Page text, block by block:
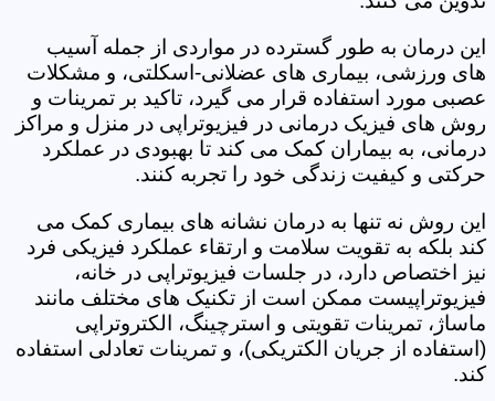
این درمان به طور گسترده در مواردی از جمله آسیب
های ورزشی، بیماری های عضلانی-اسکلتی، و مشکلات
عصبی مورد استفاده قرار می گیرد، تاکید بر تمرینات و
روش های فیزیک درمانی در فیزیوتراپی در منزل و مراکز
درمانی، به بیماران کمک می کند تا بهبودی در عملکرد
حرکتی و کیفیت زندگی خود را تجربه کنند.
این روش نه تنها به درمان نشانه های بیماری کمک می
کند بلکه به تقویت سلامت و ارتقاء عملکرد فیزیکی فرد
نیز اختصاص دارد، در جلسات فیزیوتراپی در خانه،
فیزیوتراپیست ممکن است از تکنیک های مختلف مانند
ماساژ، تمرینات تقویتی و استرچینگ، الکتروتراپی
(استفاده از جریان الکتریکی)، و تمرینات تعادلی استفاده
کند.